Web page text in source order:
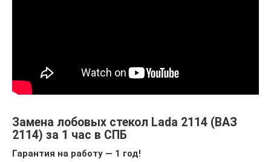
Замена лобовых стекол Lada 2114 (ВАЗ
2114) за 1 час в СПБ
Гарантия на работу — 1 год!